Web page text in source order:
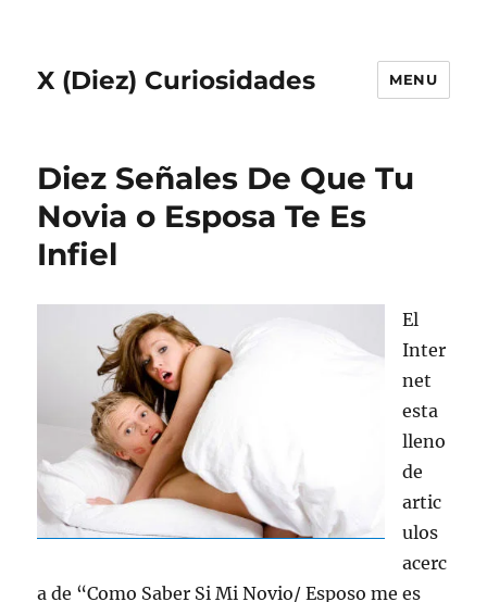
X (Diez) Curiosidades MENU
Diez Señales De Que Tu
Novia o Esposa Te Es
Infiel
El
Inter
net
esta
lleno
de
artic
ulos
acerc
a de “Como Saber Si Mi Novio/ Esposo me es